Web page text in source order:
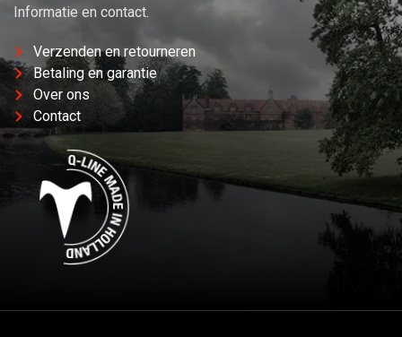
Informatie en contact.
Verzenden en retourneren
Betaling en garantie
Over ons
Contact